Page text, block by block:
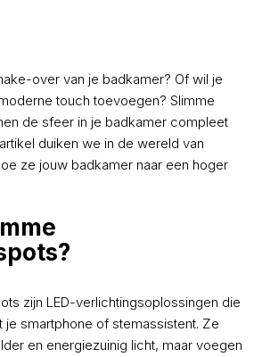
over van je badkamer? Of wil je
touch toevoegen? Slimme
de sfeer in je badkamer compleet
duiken we in de wereld van
ze jouw badkamer naar een hoger
zijn LED-verlichtingsoplossingen die
je smartphone of stemassistent. Ze
en energiezuinig licht, maar voegen